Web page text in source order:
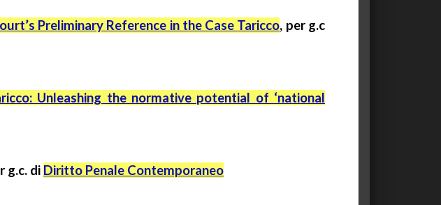
Preliminary Reference in the Case Taricco, per g.c
: Unleashing the normative potential of ‘national
g.c. di Diritto Penale Contemporaneo